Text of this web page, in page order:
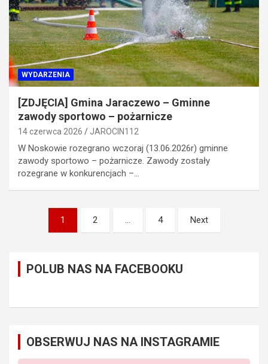
WYDARZENIA
[ZDJĘCIA] Gmina Jaraczewo – Gminne
zawody sportowo – pożarnicze
14 czerwca 2026 JAROCIN112
W Noskowie rozegrano wczoraj (13.06.2026r) gminne
zawody sportowo – pożarnicze. Zawody zostały
rozegrane w konkurencjach –…
Stronicowanie
wpisów
1 2 … 4 Next
POLUB NAS NA FACEBOOKU
OBSERWUJ NAS NA INSTAGRAMIE